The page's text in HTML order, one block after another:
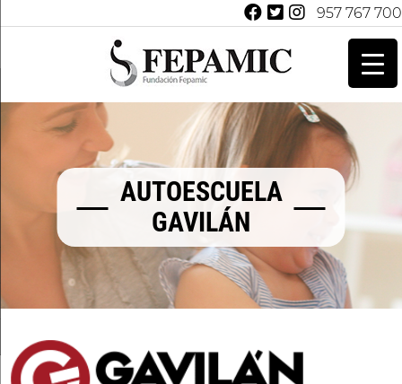
957 767 700
AUTOESCUELA
GAVILÁN